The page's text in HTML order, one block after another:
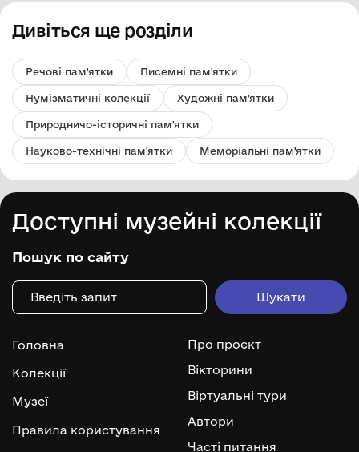
Дивіться ще розділи
Речові пам'ятки Писемні пам'ятки
Нумізматичні колекції Художні пам'ятки
Природничо-історичні пам'ятки
Науково-технічні пам'ятки Меморіальні пам'ятки
Доступні музейні колекції
Пошук по сайту
Головна
Колекції
Музеї
Правила користування
Про проєкт
Вікторини
Віртуальні тури
Автори
Часті питання